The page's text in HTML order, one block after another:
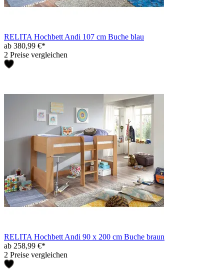
RELITA Hochbett Andi 107 cm Buche blau
ab 380,99 €*
2 Preise vergleichen
RELITA Hochbett Andi 90 x 200 cm Buche braun
ab 258,99 €*
2 Preise vergleichen